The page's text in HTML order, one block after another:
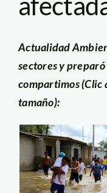
Actualidad
sectores y
compartimos (Clic
tamaño):